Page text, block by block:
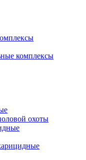
комплексы
охоты